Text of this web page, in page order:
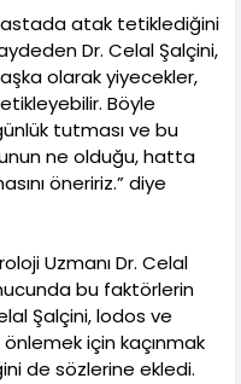
atak tetiklediğini
Dr. Celal Şalçini,
olarak yiyecekler,
Böyle
tutması ve bu
ne olduğu, hatta
öneririz.” diye
Uzmanı Dr. Celal
bu faktörlerin
Şalçini, lodos ve
için kaçınmak
de sözlerine ekledi.